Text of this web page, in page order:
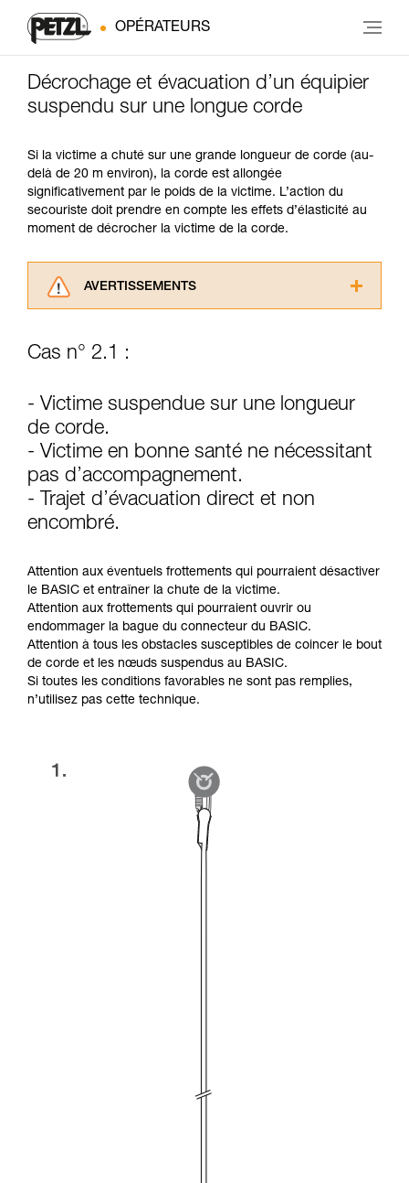
OPÉRATEURS
Décrochage et évacuation d’un équipier
suspendu sur une longue corde
Si la victime a chuté sur une grande longueur de corde (au-
delà de 20 m environ), la corde est allongée
significativement par le poids de la victime. L’action du
secouriste doit prendre en compte les effets d’élasticité au
moment de décrocher la victime de la corde.
AVERTISSEMENTS
consulter. Vous devez avoir compris les
pouvoir comprendre ce complément
d’informations.
Maîtriser ces techniques nécessite une
formation et un entraînement spécifique. Validez
avec un professionnel votre capacité à refaire
la manipulation, seul, en toute sécurité, avant
de la reproduire en autonomie.
Nous donnons des exemples de techniques
Cas n° 2.1 :
- Victime suspendue sur une longueur
de corde.
- Victime en bonne santé ne nécessitant
pas d’accompagnement.
- Trajet d’évacuation direct et non
encombré.
Attention aux éventuels frottements qui pourraient désactiver
le BASIC et entraîner la chute de la victime.
Attention aux frottements qui pourraient ouvrir ou
endommager la bague du connecteur du BASIC.
Attention à tous les obstacles susceptibles de coincer le bout
de corde et les nœuds suspendus au BASIC.
Si toutes les conditions favorables ne sont pas remplies,
n’utilisez pas cette technique.